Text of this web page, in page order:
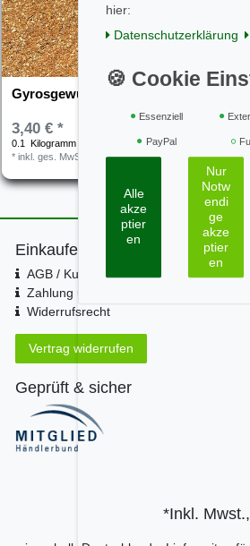
Gyrosgewürz 100g
3,40 € *
0.1 Kilogramm
| 34,00 € / Kilogramm
*inkl. ges. MwSt. zzgl.Versandkosten
Einkaufen
AGB / Kundeninfo
Zahlung und Versand
Widerrufsrecht
Vertrag widerrufen
Geprüft & sicher
*Inkl.
hier:
Daten­schutz­erklärung
Essenziell
PayPal
Alle
akze
ptier
en
Nur
Notw
endi
ge
akze
ptier
en